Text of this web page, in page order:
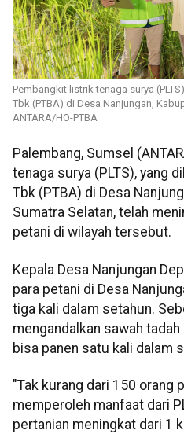
Pembangkit listrik tenaga surya
Tbk (PTBA) di Desa Nanjungan,
ANTARA/HO-PTBA
Palembang, Sumsel
tenaga surya (PLTS), yang
Tbk (PTBA) di Desa
Sumatra Selatan, telah
petani di wilayah tersebut.
Kepala Desa Nanjungan
para petani di Desa
tiga kali dalam setahun.
mengandalkan sawah
bisa panen satu kali dalam
"Tak kurang dari 150 orang
memperoleh manfaat dari
pertanian meningkat dari 1